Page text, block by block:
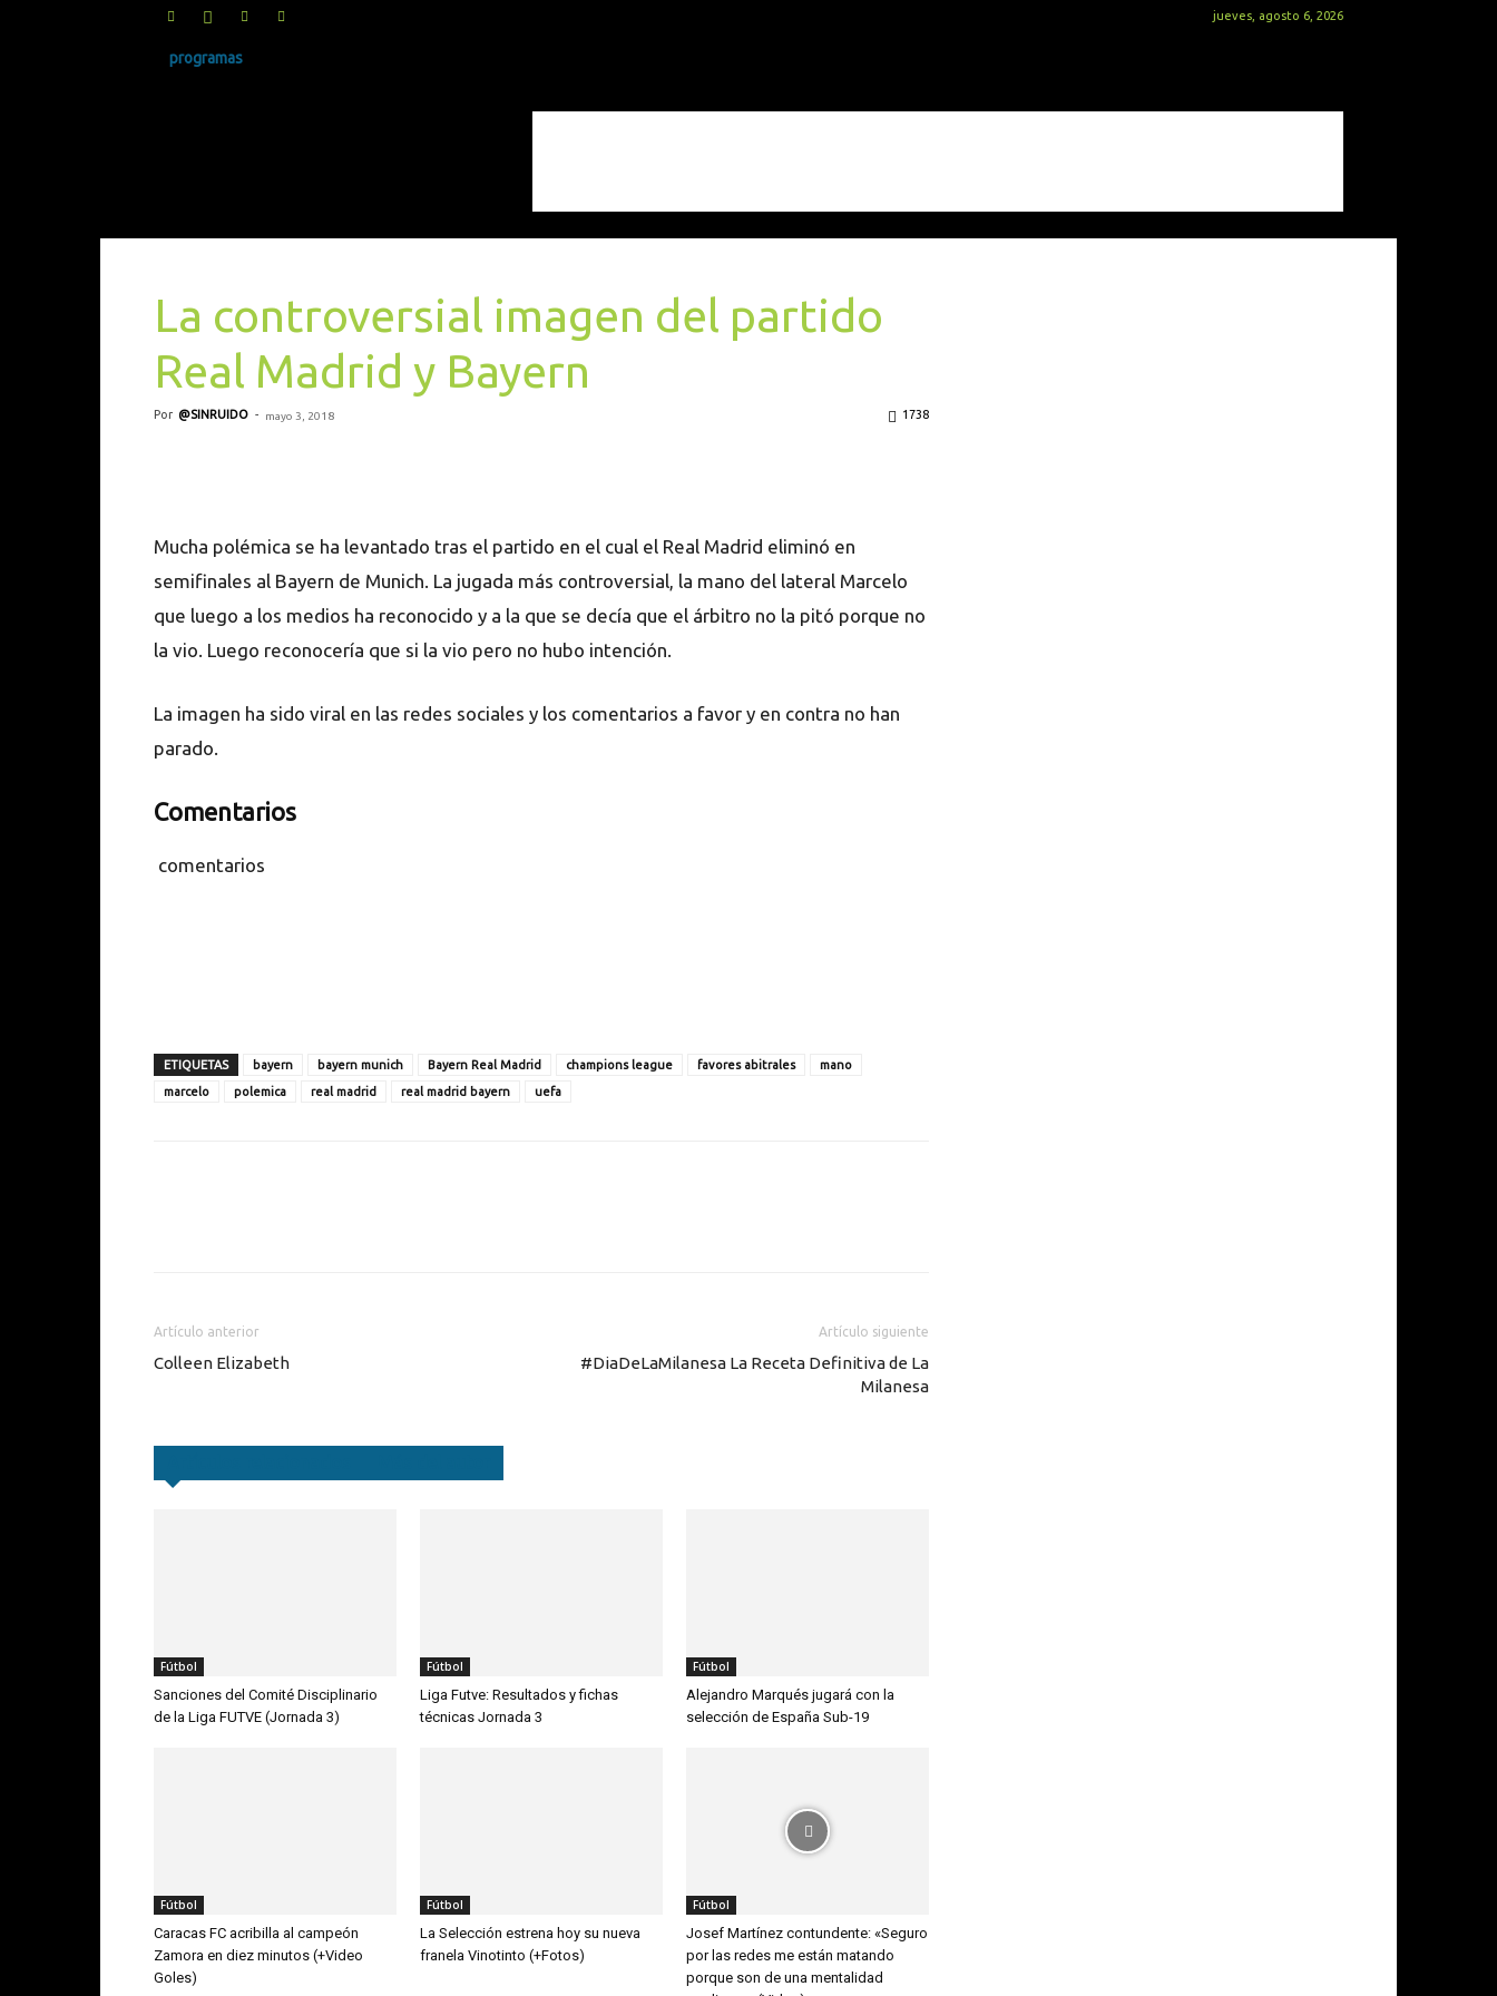
jueves, agosto 6, 2026
programas
La controversial imagen del partido
Real Madrid y Bayern
Por @SINRUIDO - mayo 3, 2018 1738
Mucha polémica se ha levantado tras el partido en el cual el Real Madrid eliminó en
semifinales al Bayern de Munich. La jugada más controversial, la mano del lateral Marcelo
que luego a los medios ha reconocido y a la que se decía que el árbitro no la pitó porque no
la vio. Luego reconocería que si la vio pero no hubo intención.
La imagen ha sido viral en las redes sociales y los comentarios a favor y en contra no han
parado.
Comentarios
comentarios
ETIQUETAS bayern bayern munich Bayern Real Madrid champions league favores abitrales
mano
marcelo
polemica real madrid real madrid bayern uefa
Artículo anterior
Colleen Elizabeth
Artículo siguiente
#DiaDeLaMilanesa La Receta Definitiva de La
Milanesa
Fútbol
Sanciones del Comité Disciplinario
de la Liga FUTVE (Jornada 3)
Fútbol
Liga Futve: Resultados y fichas
técnicas Jornada 3
Fútbol
Alejandro Marqués jugará con la
selección de España Sub-19
Fútbol
Caracas FC acribilla al campeón
Zamora en diez minutos (+Video
Goles)
Fútbol
La Selección estrena hoy su nueva
franela Vinotinto (+Fotos)
Fútbol
Josef Martínez contundente: «Seguro
por las redes me están matando
porque son de una mentalidad